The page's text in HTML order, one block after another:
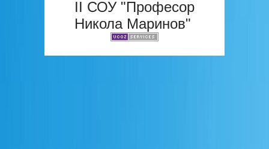
II СОУ "Професор
Никола Маринов"